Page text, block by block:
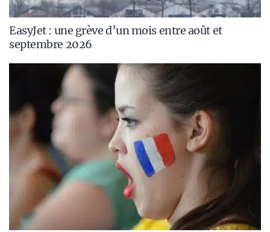
EasyJet : une grève d’un mois entre août et
septembre 2026